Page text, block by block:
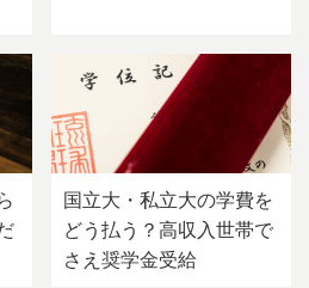
国立大・私立大の学費を
どう払う？高収入世帯で
さえ奨学金受給